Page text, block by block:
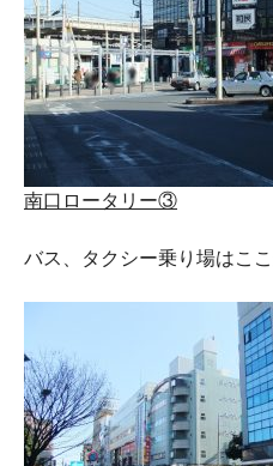
南口ロータリー③
バス、タクシー乗り場はこ